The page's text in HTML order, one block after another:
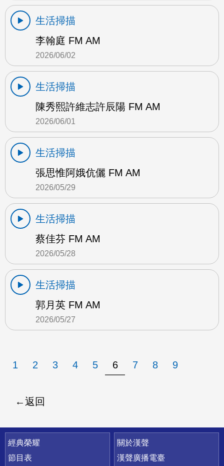
生活掃描
李翰庭 FM AM
2026/06/02
生活掃描
陳秀熙許維志許辰陽 FM AM
2026/06/01
生活掃描
張思惟阿娥伉儷 FM AM
2026/05/29
生活掃描
蔡佳芬 FM AM
2026/05/28
生活掃描
郭月英 FM AM
2026/05/27
1 2 3 4 5 6 7 8 9
返回
快速連結
經典榮耀
節目表
關於漢聲
漢聲廣播電臺